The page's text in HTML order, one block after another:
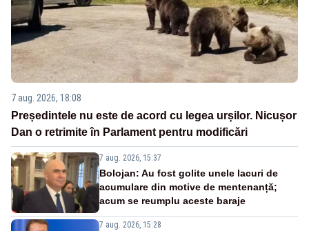
7 aug. 2026, 18:08
Președintele nu este de acord cu legea urșilor. Nicușor
Dan o retrimite în Parlament pentru modificări
7 aug. 2026, 15:37
Bolojan: Au fost golite unele lacuri de
acumulare din motive de mentenanță;
acum se reumplu aceste baraje
7 aug. 2026, 15:28